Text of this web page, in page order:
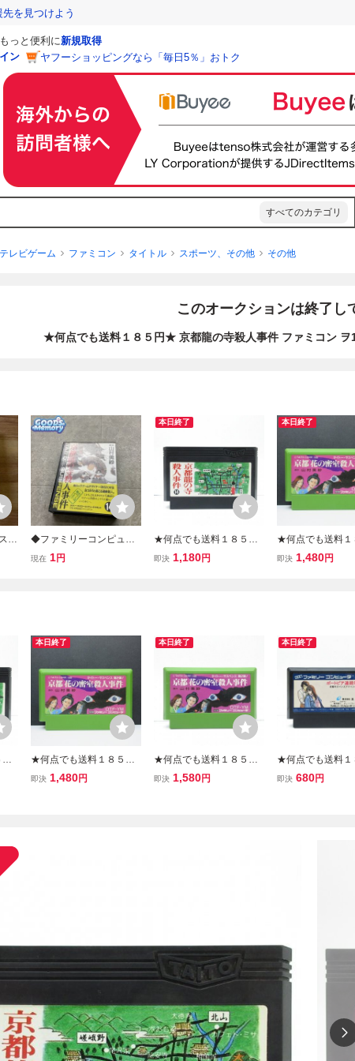
を見つけよう
もっと便利に新規取得
ン
ヤフーショッピングなら「毎日5％」おトク
すべてのカテゴリ
テレビゲーム ファミコン タイトル スポーツ、その他 その他
このオークションは終了し
★何点でも送料１８５円★ 京都龍の寺殺人事件 ファミコン ヲ
◆ファミリーコンピュー
ター/ファミコン/FC 山村
現在 1円
本日終了
★何点でも送料１８５円
★ 山村美紗サスペンス 京
即決 1,180円
本日終了
★何点でも送料１
★ 山村美紗サスペ
即決 1,480円
京
本日終了
★何点でも送料１８５円
★ 山村美紗サスペンス 京
即決 1,480円
本日終了
★何点でも送料１８５円
★ 山村美紗サスペンス 京
即決 1,580円
本日終了
★何点でも送料１
★ ポートピア連続
即決 680円